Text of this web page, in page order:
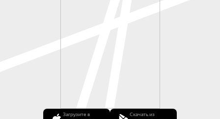
Загрузите в Скачать из